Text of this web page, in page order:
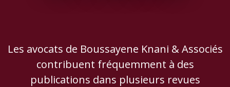
Les avocats de Boussayene Knani & Associés
contribuent fréquemment à des
publications dans plusieurs revues